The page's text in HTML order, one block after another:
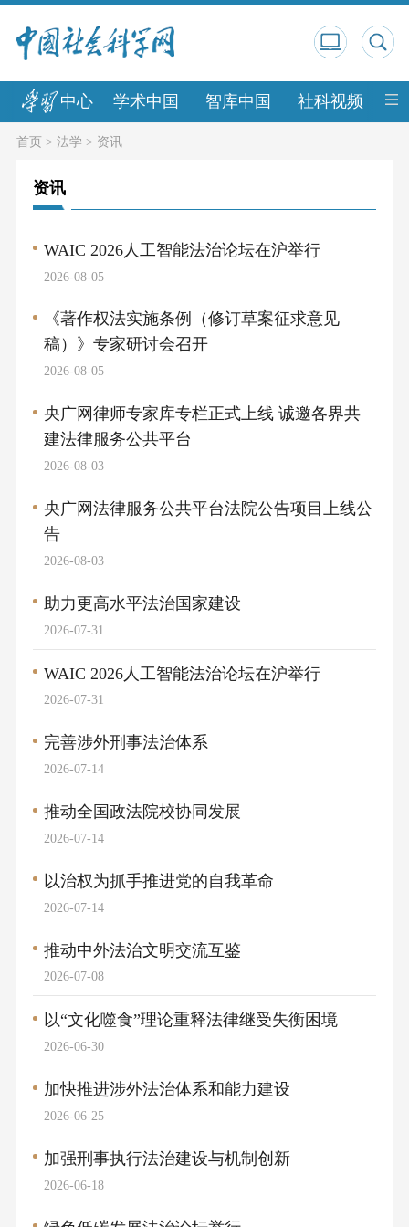
中心 学术中国 智库中国 社科视频 中
首页> 法学 > 资讯
资讯
2026-08-05
WAIC 2026人工智能法治论坛在沪举行
2026-08-05
《著作权法实施条例（修订草案征求意见
稿）》专家研讨会召开
2026-08-03
央广网律师专家库专栏正式上线 诚邀各界共
建法律服务公共平台
2026-08-03
央广网法律服务公共平台法院公告项目上线公
告
2026-07-31
助力更高水平法治国家建设
2026-07-31
WAIC 2026人工智能法治论坛在沪举行
2026-07-14
完善涉外刑事法治体系
2026-07-14
推动全国政法院校协同发展
2026-07-14
以治权为抓手推进党的自我革命
2026-07-08
推动中外法治文明交流互鉴
2026-06-30
以“文化噬食”理论重释法律继受失衡困境
2026-06-25
加快推进涉外法治体系和能力建设
2026-06-18
加强刑事执行法治建设与机制创新